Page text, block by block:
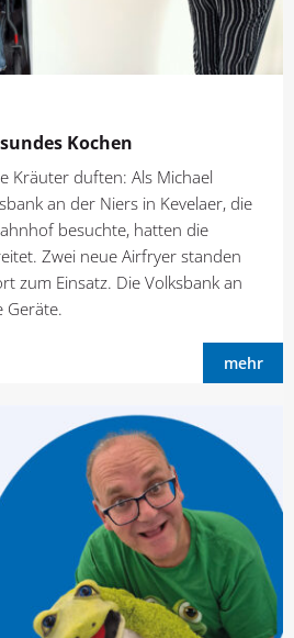
Kochen
Kräuter duften: Als Michael
an der Niers in Kevelaer, die
besuchte, hatten die
Zwei neue Airfryer standen
zum Einsatz. Die Volksbank an
Geräte.
mehr